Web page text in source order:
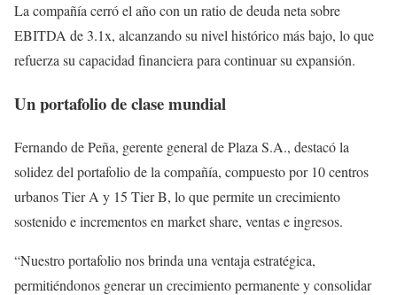
La compañía cerró el año con un ratio de deuda neta sobre
EBITDA de 3.1x, alcanzando su nivel histórico más bajo, lo que
refuerza su capacidad financiera para continuar su expansión.
Un portafolio de clase mundial
Fernando de Peña, gerente general de Plaza S.A., destacó la
solidez del portafolio de la compañía, compuesto por 10 centros
urbanos Tier A y 15 Tier B, lo que permite un crecimiento
sostenido e incrementos en market share, ventas e ingresos.
“Nuestro portafolio nos brinda una ventaja estratégica,
permitiéndonos generar un crecimiento permanente y consolidar